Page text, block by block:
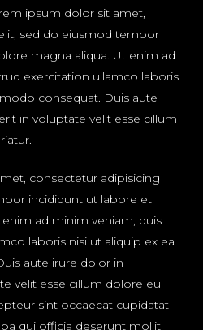
ipsum dolor sit amet,
sed do eiusmod tempor
magna aliqua. Ut enim ad
exercitation ullamco laboris
consequat. Duis aute
in voluptate velit esse cillum
consectetur adipisicing
incididunt ut labore et
ad minim veniam, quis
laboris nisi ut aliquip ex ea
aute irure dolor in
velit esse cillum dolore eu
sint occaecat cupidatat
qui officia deserunt mollit